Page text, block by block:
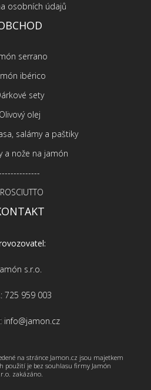
osobních údajů
serrano
ibérico
sety
Olivový olej
salámy a paštiky
a nože na jamón
s.r.o.
: 725 959 003
: info@jamon.cz
na stránce Jamon.cz jsou majetkem
použití je bez souhlasu firmy Jamón
zakázáno.